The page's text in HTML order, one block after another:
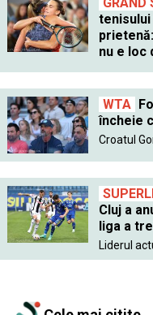
tenisului
nu e loc
WTA
încheie
Croatul
Cluj a
liga a
Liderul